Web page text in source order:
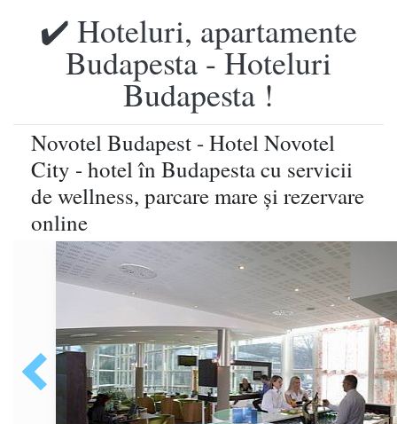
✔️ Hoteluri, apartamente
Budapesta - Hoteluri
Budapesta !
Novotel Budapest - Hotel Novotel
City - hotel în Budapesta cu servicii
de wellness, parcare mare şi rezervare
online